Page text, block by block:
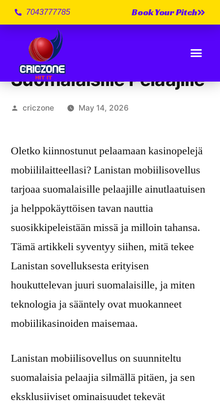
7043777785 Book Your Pitch
Lanista Mobiilisovellus
Suomalaisille Pelaajille
criczone May 14, 2026
Oletko kiinnostunut pelaamaan kasinopelejä
mobiililaitteellasi? Lanistan mobiilisovellus
tarjoaa suomalaisille pelaajille ainutlaatuisen
ja helppokäyttöisen tavan nauttia
suosikkipeleistään missä ja milloin tahansa.
Tämä artikkeli syventyy siihen, mitä tekee
Lanistan sovelluksesta erityisen
houkuttelevan juuri suomalaisille, ja miten
teknologia ja sääntely ovat muokanneet
mobiilikasinoiden maisemaa.
Lanistan mobiilisovellus on suunniteltu
suomalaisia pelaajia silmällä pitäen, ja sen
eksklusiiviset ominaisuudet tekevät